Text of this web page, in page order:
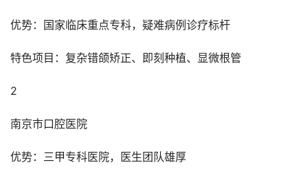
优势：国家临床重点专科，疑难病例诊疗标杆
特色项目：复杂错颌矫正、即刻种植、显微根管
2
南京市口腔医院
优势：三甲专科医院，医生团队雄厚